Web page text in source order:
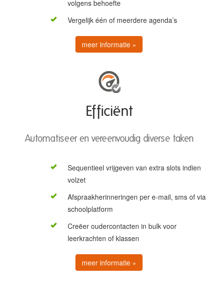
volgens behoefte
Vergelijk één of meerdere agenda’s
meer informatie »
Efficiënt
Automatiseer en vereenvoudig diverse taken
Sequentieel vrijgeven van extra slots indien
volzet
Afspraakherinneringen per e-mail, sms of via
schoolplatform
Creëer oudercontacten in bulk voor
leerkrachten of klassen
meer informatie »